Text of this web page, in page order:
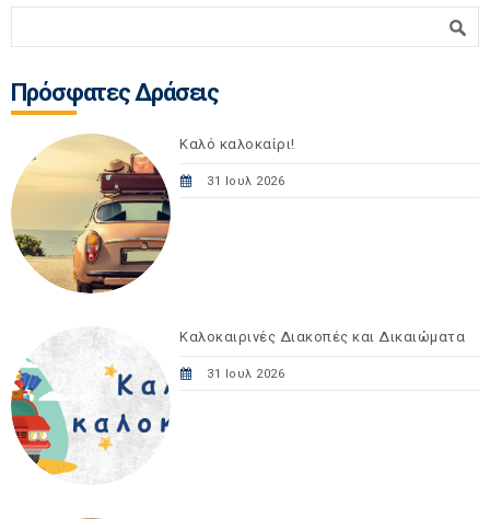
Πρόσφατες Δράσεις
Καλό καλοκαίρι!
31 Ιουλ 2026
Καλοκαιρινές Διακοπές και Δικαιώματα
31 Ιουλ 2026